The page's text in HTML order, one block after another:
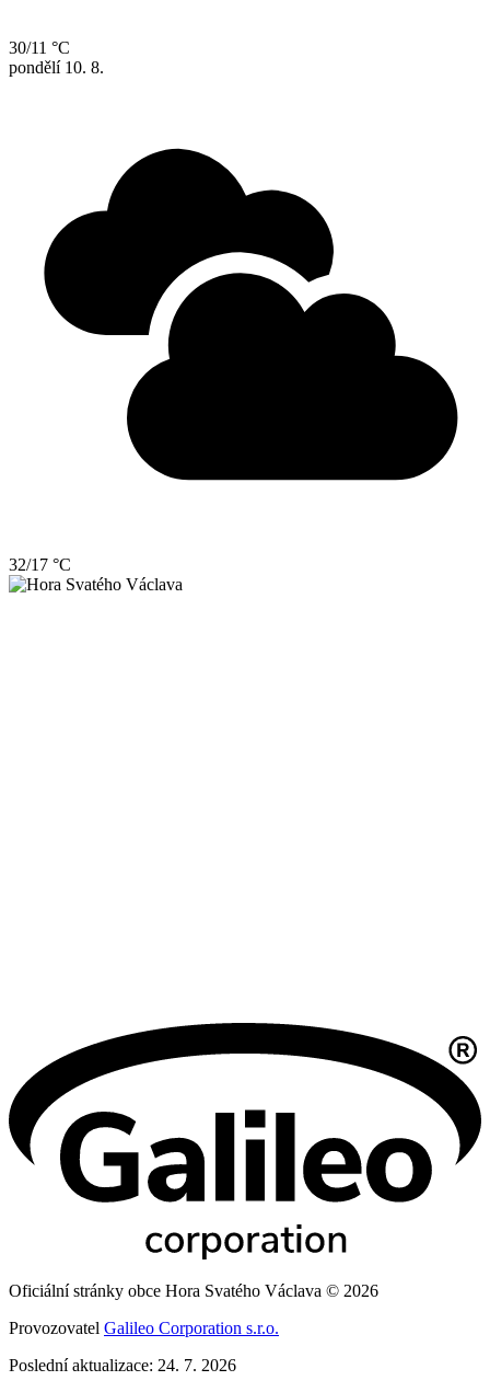
30/11 °C
pondělí 10. 8.
32/17 °C
Oficiální stránky obce Hora Svatého Václava © 2026
Provozovatel Galileo Corporation s.r.o.
Poslední aktualizace: 24. 7. 2026